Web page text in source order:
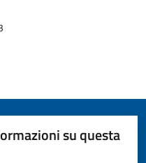
su questa